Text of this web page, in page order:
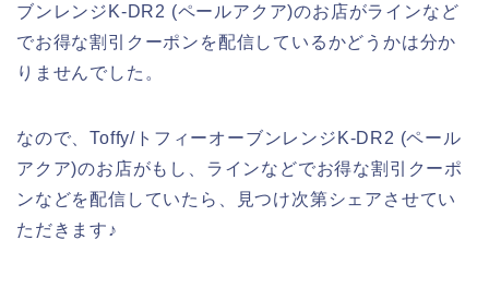
ブンレンジK-DR2 (ペールアクア)のお店がラインなど
でお得な割引クーポンを配信しているかどうかは分か
りませんでした。
なので、Toffy/トフィーオーブンレンジK-DR2 (ペール
アクア)のお店がもし、ラインなどでお得な割引クーポ
ンなどを配信していたら、見つけ次第シェアさせてい
ただきます♪